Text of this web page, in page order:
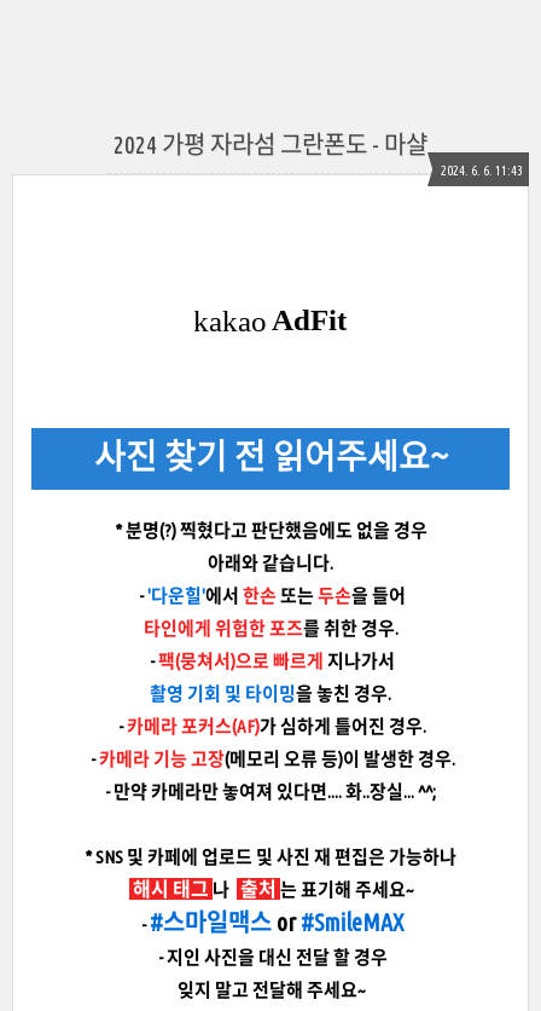
2024 가평 자라섬 그란폰도 - 마샬
2024. 6. 6. 11:43
사진 찾기 전 읽어주세요~
* 분명(?) 찍혔다고 판단했음에도 없을 경우
아래와 같습니다.
-'다운힐'에서 한손또는두손을 들어
타인에게 위험한 포즈를 취한 경우.
-팩(뭉쳐서)으로 빠르게 지나가서
촬영 기회 및 타이밍을 놓친 경우.
-카메라 포커스(AF)가 심하게 틀어진 경우.
-카메라 기능 고장(메모리 오류 등)이 발생한 경우.
- 만약 카메라만 놓여져 있다면.... 화..장실... ^^;
* SNS 및 카페에 업로드 및 사진 재 편집은 가능하나
해시 태그 나 출처 는 표기해 주세요~
-#스마일맥스 or#SmileMAX
- 지인 사진을 대신 전달 할 경우
잊지 말고 전달해 주세요~